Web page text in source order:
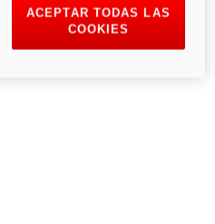
ACEPTAR TODAS LAS
COOKIES